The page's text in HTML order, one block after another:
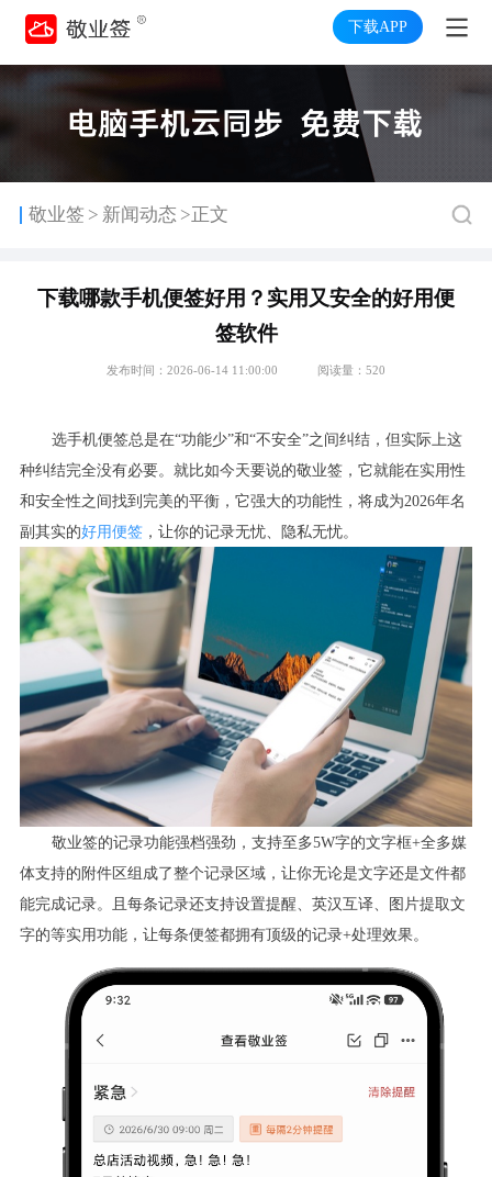
下载APP
敬业签 > 新闻动态 >正文
下载哪款手机便签好用？实用又安全的好用便
签软件
发布时间：2026-06-14 11:00:00 阅读量：520
选手机便签总是在“功能少”和“不安全”之间纠结，但实际上这
种纠结完全没有必要。就比如今天要说的敬业签，它就能在实用性
和安全性之间找到完美的平衡，它强大的功能性，将成为2026年名
副其实的好用便签，让你的记录无忧、隐私无忧。
敬业签的记录功能强档强劲，支持至多5W字的文字框+全多媒
体支持的附件区组成了整个记录区域，让你无论是文字还是文件都
能完成记录。且每条记录还支持设置提醒、英汉互译、图片提取文
字的等实用功能，让每条便签都拥有顶级的记录+处理效果。